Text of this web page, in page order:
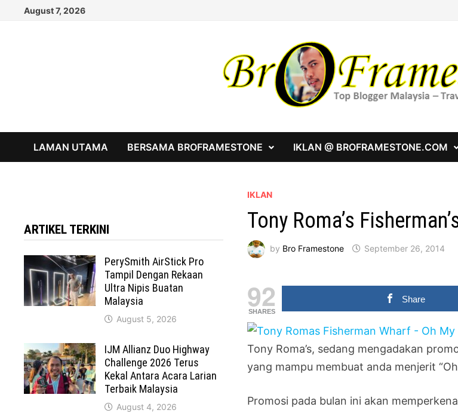
August 7, 2026
LAMAN UTAMA BERSAMA BROFRAMESTONE IKLAN @ BROFRAMESTONE.COM
IKLAN
Tony Roma’s
by Bro Framestone September 26, 2014
92
SHARES
Share
Tony Roma’s, sedang mengadakan
yang mampu membuat anda menjerit
Promosi pada bulan ini akan
ARTIKEL TERKINI
PerySmith AirStick Pro
Tampil Dengan Rekaan
Ultra Nipis Buatan
Malaysia
August 5, 2026
IJM Allianz Duo Highway
Challenge 2026 Terus
Kekal Antara Acara Larian
Terbaik Malaysia
August 4, 2026